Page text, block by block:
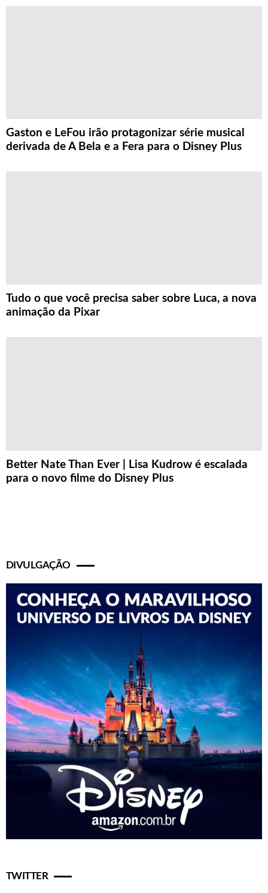
Gaston e LeFou irão protagonizar série musical
derivada de A Bela e a Fera para o Disney Plus
Tudo o que você precisa saber sobre Luca, a nova
animação da Pixar
Better Nate Than Ever | Lisa Kudrow é escalada
para o novo filme do Disney Plus
DIVULGAÇÃO
TWITTER